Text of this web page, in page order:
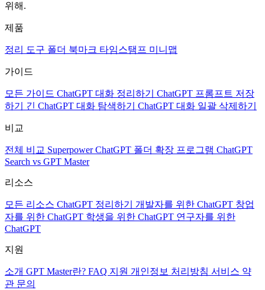
위해.
제품
정리 도구 폴더 북마크 타임스탬프 미니맵
가이드
모든 가이드 ChatGPT 대화 정리하기 ChatGPT 프롬프트 저장
하기 긴 ChatGPT 대화 탐색하기 ChatGPT 대화 일괄 삭제하기
비교
전체 비교 Superpower ChatGPT 폴더 확장 프로그램 ChatGPT
Search vs GPT Master
리소스
모든 리소스 ChatGPT 정리하기 개발자를 위한 ChatGPT 창업
자를 위한 ChatGPT 학생을 위한 ChatGPT 연구자를 위한
ChatGPT
지원
소개 GPT Master란? FAQ 지원 개인정보 처리방침 서비스 약
관 문의